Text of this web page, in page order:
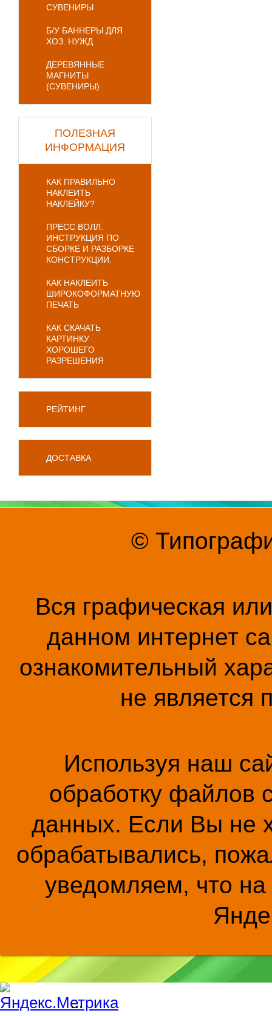
СУВЕНИРЫ
Б/У БАННЕРЫ ДЛЯ
ХОЗ. НУЖД
ДЕРЕВЯННЫЕ
МАГНИТЫ
(СУВЕНИРЫ)
ПОЛЕЗНАЯ
ИНФОРМАЦИЯ
КАК ПРАВИЛЬНО
НАКЛЕИТЬ
НАКЛЕЙКУ?
ПРЕСС ВОЛЛ.
ИНСТРУКЦИЯ ПО
СБОРКЕ И РАЗБОРКЕ
КОНСТРУКЦИИ.
КАК НАКЛЕИТЬ
ШИРОКОФОРМАТНУЮ
ПЕЧАТЬ
КАК СКАЧАТЬ
КАРТИНКУ
ХОРОШЕГО
РАЗРЕШЕНИЯ
РЕЙТИНГ
ДОСТАВКА
©
Вся графическая
данном интернет
ознакомительный
не является
Используя наш
обработку файлов
данных. Если Вы не
обрабатывались,
уведомляем, что на
...